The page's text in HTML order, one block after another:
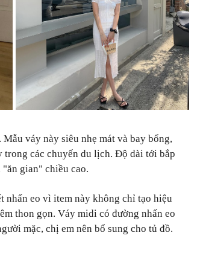
váy này siêu nhẹ mát và bay bổng,
trong các chuyến du lịch. Độ dài tới bắp
gian" chiều cao.
nhấn eo vì item này không chỉ tạo hiệu
thon gọn. Váy midi có đường nhấn eo
mặc, chị em nên bổ sung cho tủ đồ.